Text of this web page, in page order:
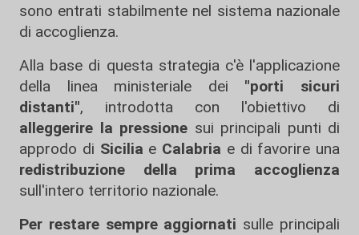
sono entrati stabilmente nel sistema nazionale
di accoglienza.
Alla base di questa strategia c'è l'applicazione
della linea ministeriale dei "porti sicuri
distanti", introdotta con l'obiettivo di
alleggerire la pressione sui principali punti di
approdo di Sicilia e Calabria e di favorire una
redistribuzione della prima accoglienza
sull'intero territorio nazionale.
Per restare sempre aggiornati sulle principali